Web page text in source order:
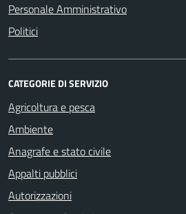
Personale Amministrativo
Politici
CATEGORIE DI SERVIZIO
Agricoltura e pesca
Ambiente
Anagrafe e stato civile
Appalti pubblici
Autorizzazioni